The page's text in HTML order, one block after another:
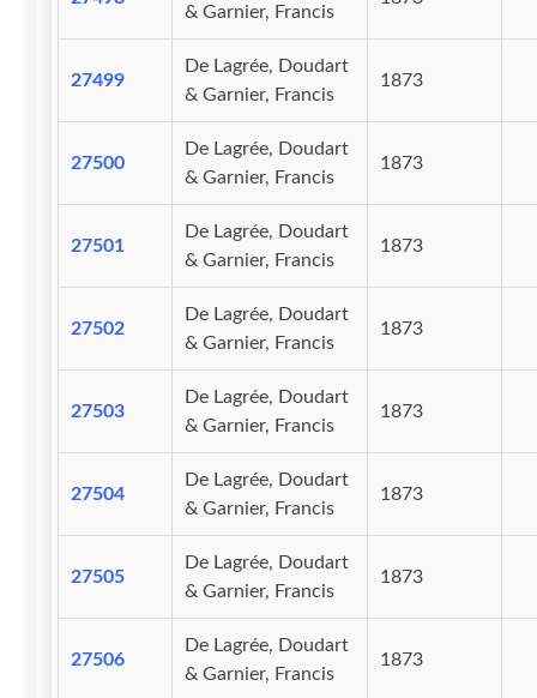
& Garnier, Francis
27499
De Lagrée, Doudart
& Garnier, Francis
1873
27500
De Lagrée, Doudart
& Garnier, Francis
1873
27501
De Lagrée, Doudart
& Garnier, Francis
1873
27502
De Lagrée, Doudart
& Garnier, Francis
1873
27503
De Lagrée, Doudart
& Garnier, Francis
1873
27504
De Lagrée, Doudart
& Garnier, Francis
1873
27505
De Lagrée, Doudart
& Garnier, Francis
1873
27506
De Lagrée, Doudart
& Garnier, Francis
1873